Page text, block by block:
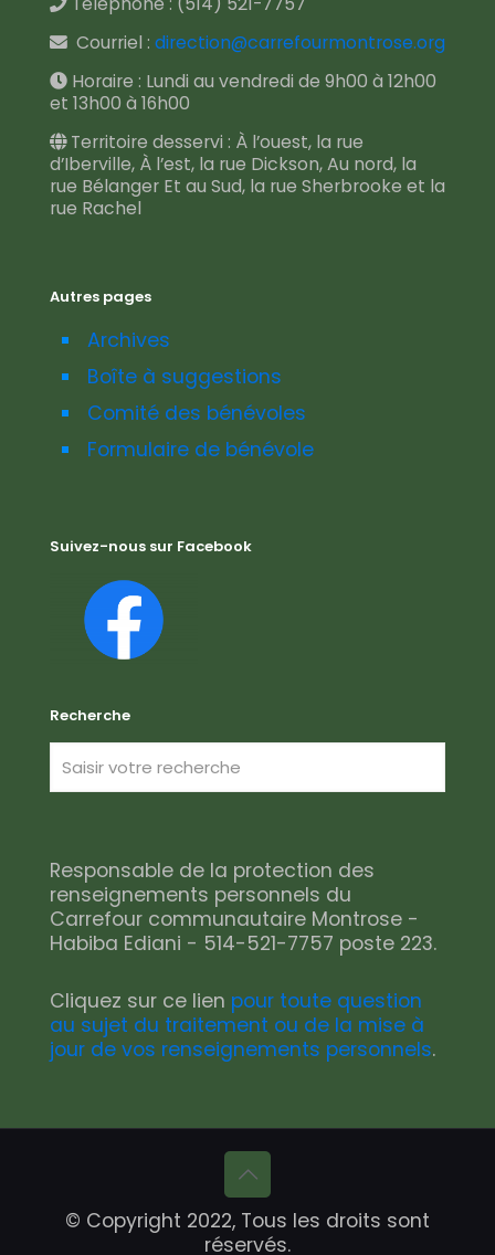
Courriel : direction@carrefourmontrose.org
Horaire : Lundi au vendredi de 9h00 à 12h00
et 13h00 à 16h00
Territoire desservi : À l’ouest, la rue
d’Iberville, À l’est, la rue Dickson, Au nord, la
rue Bélanger Et au Sud, la rue Sherbrooke et la
rue Rachel
Autres pages
Archives
Boîte à suggestions
Comité des bénévoles
Formulaire de bénévole
Suivez-nous sur Facebook
Recherche
Responsable de la protection des
renseignements personnels du
Carrefour communautaire Montrose -
Habiba Ediani - 514-521-7757 poste 223.
Cliquez sur ce lien pour toute question
au sujet du traitement ou de la mise à
jour de vos renseignements personnels.
© Copyright 2022, Tous les droits sont
réservés.